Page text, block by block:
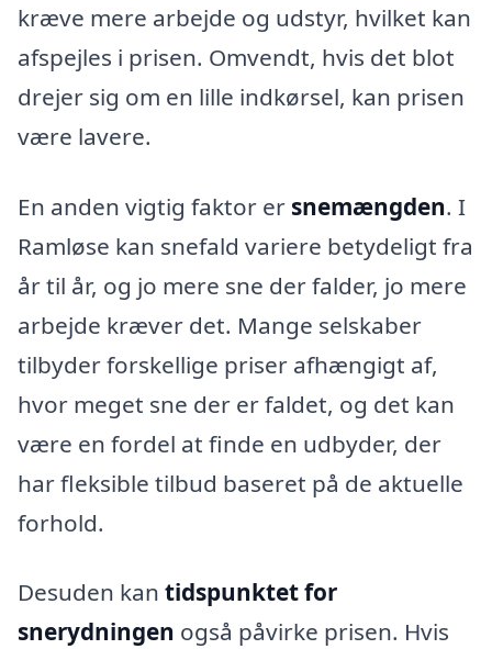
kræve mere arbejde og udstyr, hvilket kan
afspejles i prisen. Omvendt, hvis det blot
drejer sig om en lille indkørsel, kan prisen
være lavere.
En anden vigtig faktor er snemængden. I
Ramløse kan snefald variere betydeligt fra
år til år, og jo mere sne der falder, jo mere
arbejde kræver det. Mange selskaber
tilbyder forskellige priser afhængigt af,
hvor meget sne der er faldet, og det kan
være en fordel at finde en udbyder, der
har fleksible tilbud baseret på de aktuelle
forhold.
Desuden kan tidspunktet for
snerydningen også påvirke prisen. Hvis